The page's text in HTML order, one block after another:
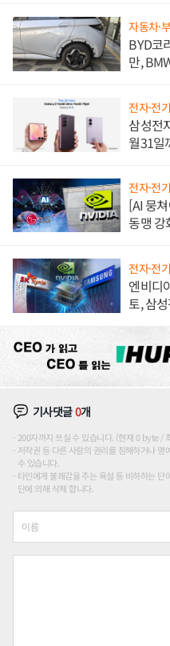
자동차·
BYD코
만,
전자·전
삼성전
월31일
전자·전
[AI 뭉
동맹 강
전자·전
엔비디
토, 삼
기사댓글0개
200자까지 쓰실 수 있습니다. (현재 0 byte /
저작권 등 다른 사람의 권리를 침해하거나
수 있습니다.
타인에게 불쾌감을 주는 욕설 등 비하하는
단에 의해 삭제 합니다.